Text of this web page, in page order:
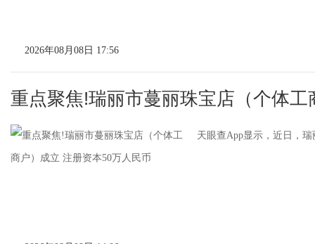
2026年08月08日 17:56
重点聚焦!瑞丽市蔓丽珠宝店（个体工
天眼查App显示，近日，